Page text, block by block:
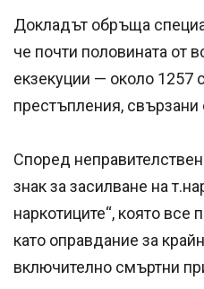
Докладът обръща
че почти половината от
екзекуции — около 1257
престъпления, свързани
Според
знак за засилване на
наркотиците“, която все
като оправдание за
включително смъртни